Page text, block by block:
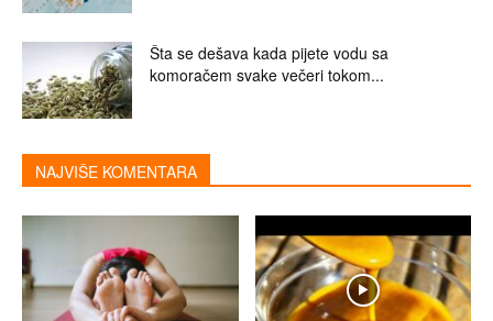
Šta se dešava kada pijete vodu sa
komoračem svake večeri tokom...
NAJVIŠE KOMENTARA